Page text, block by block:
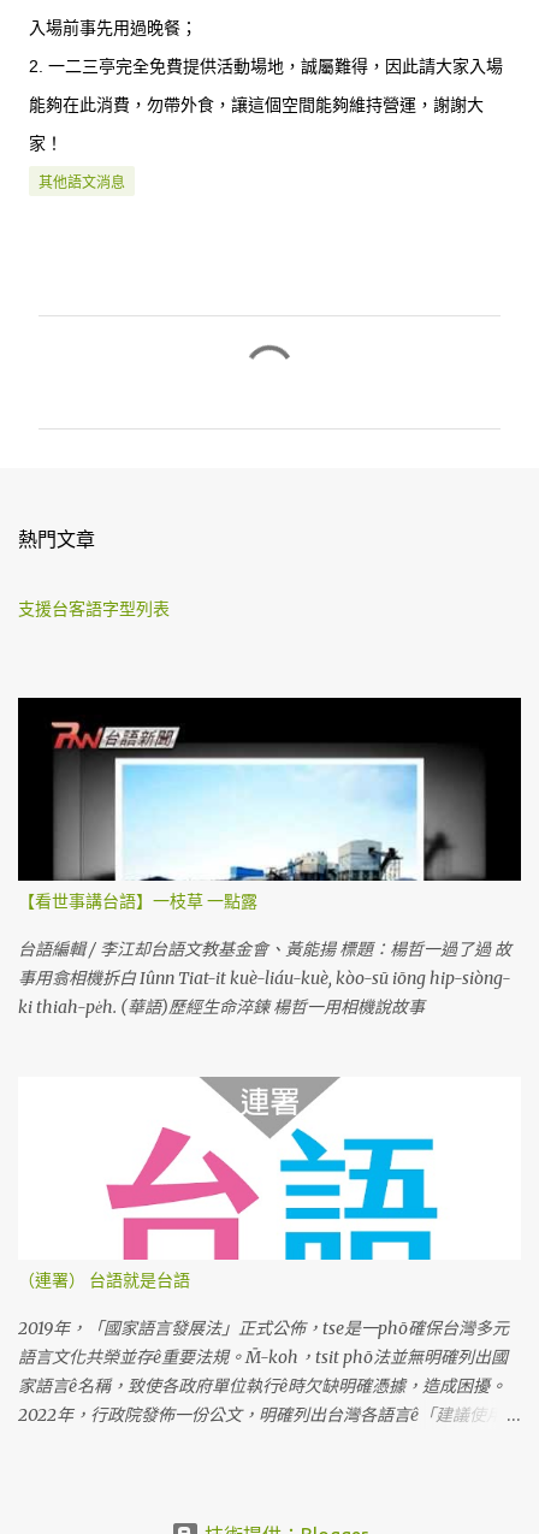
入場前事先用過晚餐；
2. 一二三亭完全免費提供活動場地，誠屬難得，因此請大家入場
能夠在此消費，勿帶外食，讓這個空間能夠維持營運，謝謝大
家！
其他語文消息
熱門文章
支援台客語字型列表
【看世事講台語】一枝草 一點露
台語編輯 / 李江却台語文教基金會、黃能揚 標題：楊哲一過了過 故
事用翕相機拆白 Iûnn Tiat-it kuè-liáu-kuè, kòo-sū iōng hip-siòng-
ki thiah-pe̍h. (華語)歷經生命淬鍊 楊哲一用相機說故事
（連署） 台語就是台語
2019年，「國家語言發展法」正式公佈，tse是一phō確保台灣多元
語言文化共榮並存ê重要法規。M̄-koh，tsit phō法並無明確列出國
家語言ê名稱，致使各政府單位執行ê時欠缺明確憑據，造成困擾。
2022年，行政院發佈一份公文，明確列出台灣各語言ê「建議使用名